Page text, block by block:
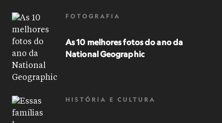
FOTOGRAFIA
As 10 melhores fotos do ano da
National Geographic
HISTÓRIA E CULTURA